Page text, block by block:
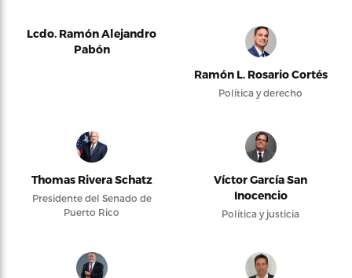
Lcdo. Ramón Alejandro
Pabón
Ramón L. Rosario Cortés
Política y derecho
Thomas Rivera Schatz
Presidente del Senado de
Puerto Rico
Víctor García San
Inocencio
Política y justicia